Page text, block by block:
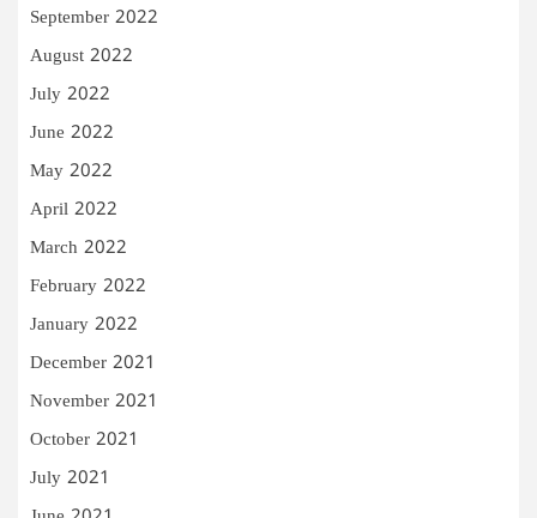
September 2022
August 2022
July 2022
June 2022
May 2022
April 2022
March 2022
February 2022
January 2022
December 2021
November 2021
October 2021
July 2021